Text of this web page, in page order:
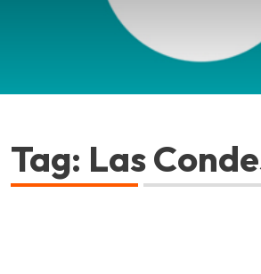
Tag: Las